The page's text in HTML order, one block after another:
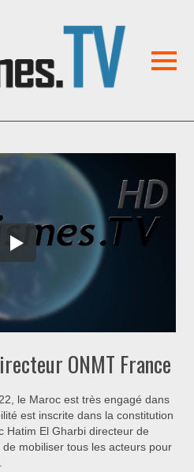
ONMT France
le Maroc est très engagé dans
est inscrite dans la constitution
Hatim El Gharbi directeur de
mobiliser tous les acteurs pour